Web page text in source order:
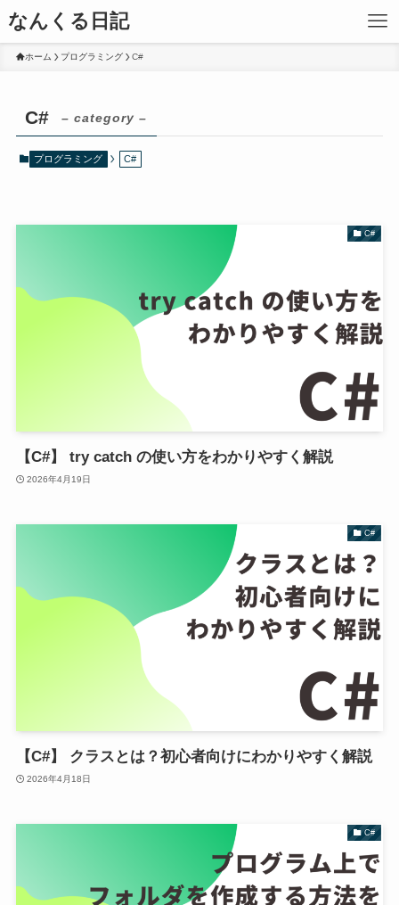
なんくる日記
ホーム プログラミング C#
C# – category –
プログラミング C#
C#
【C#】 try catch の使い方をわかりやすく解説
2026年4月19日
C#
【C#】 クラスとは？初心者向けにわかりやすく解説
2026年4月18日
C#